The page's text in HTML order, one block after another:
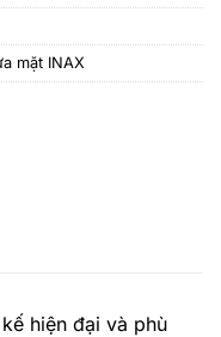
mặt INAX
hiện đại và phù